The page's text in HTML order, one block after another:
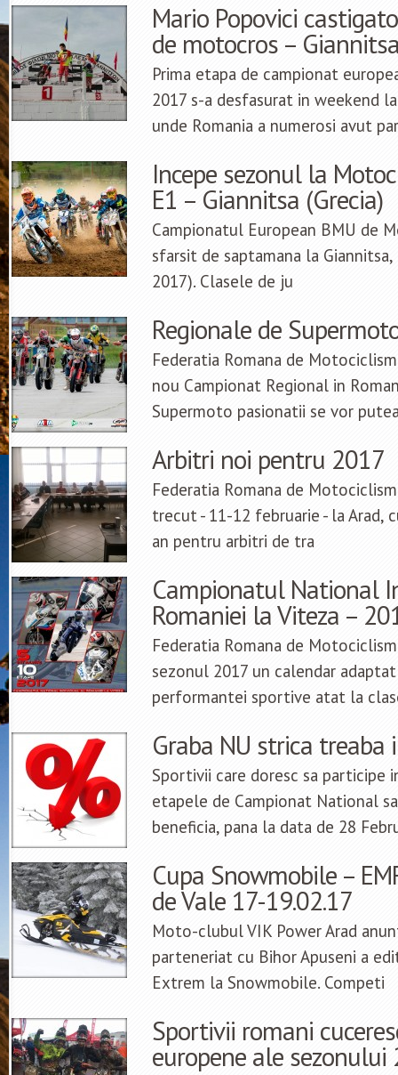
Mario Popovici
de motocros –
Prima etapa de campionat
2017 s-a desfasurat in weekend
unde Romania a numerosi avut
Incepe sezonul la
E1 – Giannitsa (Grecia)
Campionatul European BMU de
sfarsit de saptamana la
2017). Clasele de ju
Regionale de
Federatia Romana de
nou Campionat Regional in
Supermoto pasionatii se vor
Arbitri noi pentru 2017
Federatia Romana de
trecut - 11-12 februarie - la Arad,
an pentru arbitri de tra
Campionatul National
Romaniei la Viteza –
Federatia Romana de
sezonul 2017 un calendar
performantei sportive atat la
Graba NU strica treaba
Sportivii care doresc sa participe
etapele de Campionat National
beneficia, pana la data de 28
Cupa Snowmobile –
de Vale 17-19.02.17
Moto-clubul VIK Power Arad
parteneriat cu Bihor Apuseni a
Extrem la Snowmobile. Competi
Sportivii romani
europene ale sezonului